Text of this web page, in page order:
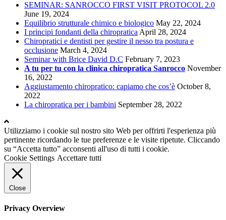
SEMINAR: SANROCCO FIRST VISIT PROTOCOL 2.0
June 19, 2024
Equilibrio strutturale chimico e biologico May 22, 2024
I principi fondanti della chiropratica April 28, 2024
Chiropratici e dentisti per gestire il nesso tra postura e
occlusione March 4, 2024
Seminar with Brice David D.C February 7, 2023
A tu per tu con la clinica chiropratica Sanrocco November
16, 2022
Aggiustamento chiropratico: capiamo che cos’è October 8,
2022
La chiropratica per i bambini September 28, 2022
Utilizziamo i cookie sul nostro sito Web per offrirti l'esperienza più
pertinente ricordando le tue preferenze e le visite ripetute. Cliccando
su “Accetta tutto” acconsenti all'uso di tutti i cookie.
Cookie Settings Accettare tutti
Close
Privacy Overview